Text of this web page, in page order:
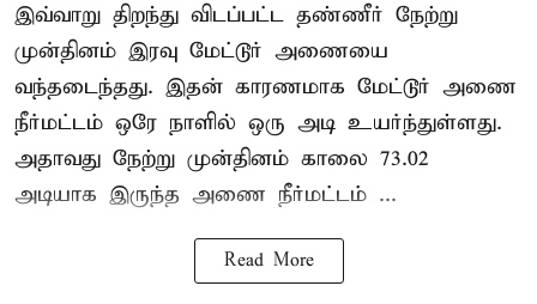
இவ்வாறு திறந்து விடப்பட்ட தண்ணீர் நேற்று
முன்தினம் இரவு மேட்டூர் அணையை
வந்தடைந்தது. இதன் காரணமாக மேட்டூர் அணை
நீர்மட்டம் ஒரே நாளில் ஒரு அடி உயர்ந்துள்ளது.
அதாவது நேற்று முன்தினம் காலை 73.02
அடியாக இருந்த அணை நீர்மட்டம் ...
Read More